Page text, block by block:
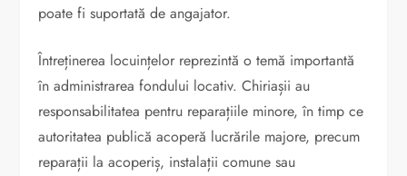
poate fi suportată de angajator.
Întreținerea locuințelor reprezintă o temă importantă
în administrarea fondului locativ. Chiriașii au
responsabilitatea pentru reparațiile minore, în timp ce
autoritatea publică acoperă lucrările majore, precum
reparații la acoperiș, instalații comune sau